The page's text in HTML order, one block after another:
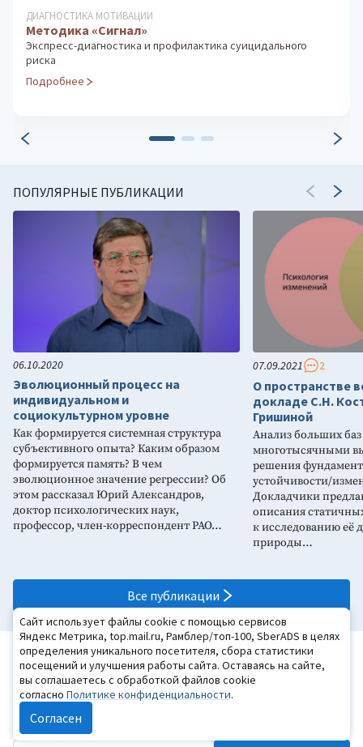
КОРРЕКЦИОННО-ДИАГНОСТИЧЕСКИЕ КОМПЛЕКСЫ
Методика Л. А. Ясюковой (часть 3)
Прогноз и профилактика проблем обучения
старшеклассников. Социализация и профессиональное
самоопределение
ПОПУЛЯРНЫЕ ПУБЛИКАЦИИ
06.10.2020
Эволюционный процесс на
индивидуальном и
социокультурном уровне
Как формируется системная структура
субъективного опыта? Каким образом
формируется память? В чем
эволюционное значение регрессии? Об
этом рассказал Юрий Александров,
доктор психологических наук,
профессор, член-корреспондент РАО…
07.09.2021 2
О пространстве
докладе С.Н.
Гришиной
Анализ больших
многотысячными
решения
устойчивости/
Докладчики
описания
к исследованию её
природы…
Все публикации
Хотите получать подборку новых
материалов каждую неделю?
Оформите бесплатную подписку
Сайт использует файлы cookie с помощью сервисов
Яндекс Метрика, top.mail.ru, Рамблер/топ-100, SberADS в целях
определения уникального посетителя, сбора статистики
посещений и улучшения работы сайта. Оставаясь на сайте,
вы соглашаетесь с обработкой файлов cookie
согласно Политике конфиденциальности.
Согласен